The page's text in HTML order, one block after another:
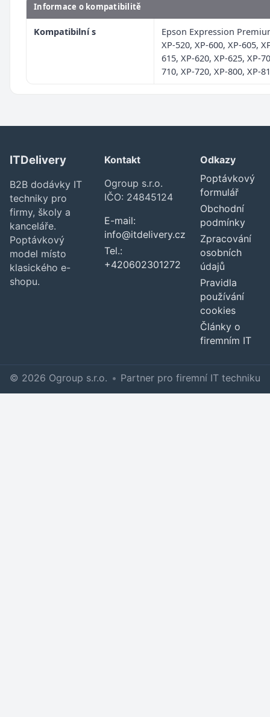
Informace o kompatibilitě
Kompatibilní s
Epson Expression
XP-520, XP-600, XP-605,
615, XP-620, XP-625, XP-
710, XP-720, XP-800, XP-
ITDelivery
B2B dodávky IT
techniky pro
firmy, školy a
kanceláře.
Poptávkový
model místo
klasického e-
shopu.
Kontakt
Ogroup s.r.o.
IČO: 24845124
E-mail:
info@itdelivery.cz
Tel.:
+420602301272
Odkazy
Poptávkový
formulář
Obchodní
podmínky
Zpracování
osobních
údajů
Pravidla
používání
cookies
Články o
firemním IT
© 2026 Ogroup s.r.o. • Partner pro firemní IT techniku